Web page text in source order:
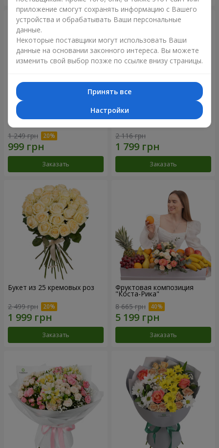
Букет "Времена года"
1 249 грн
Заказать
Букет из 21 кремовой розы
2 116 грн
Заказать
Букет из 25 кремовых роз
2 499 грн
Заказать
Фруктовая композиция
"Коста-Рика"
8 665 грн
Заказать
приложение смогут сохранять информацию с Вашего
устройства и обрабатывать Ваши персональные
данные.
Некоторые поставщики могут использовать Ваши
данные на основании законного интереса. Вы можете
изменить свой выбор позже по ссылке внизу страницы.
Принять все
Настройки